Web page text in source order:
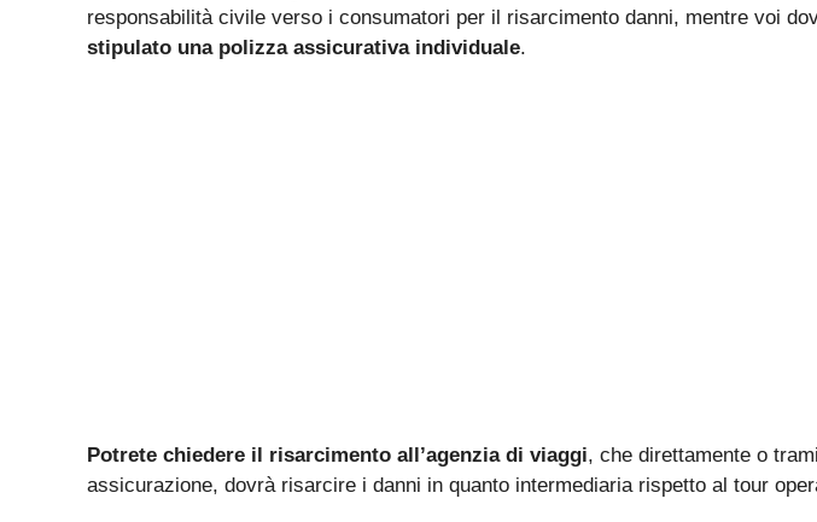
responsabilità civile verso i consumatori per il risarcimento danni, mentre voi
stipulato una polizza assicurativa individuale.
Potrete chiedere il risarcimento all’agenzia di viaggi, che direttamente o
assicurazione, dovrà risarcire i danni in quanto intermediaria rispetto al tour